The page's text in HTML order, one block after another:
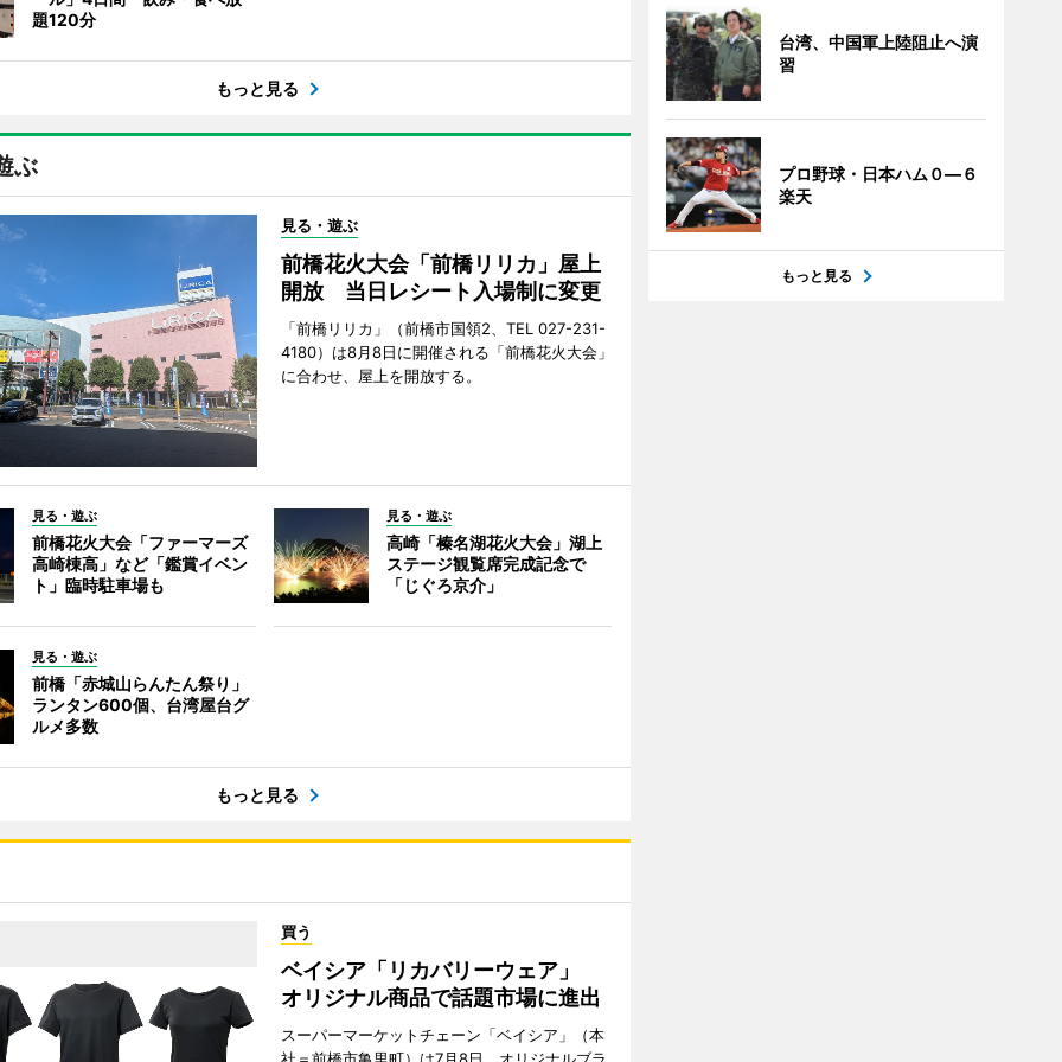
題120分
もっと見る
ぶ
見る・遊ぶ
前橋花火大会「前橋リリカ」屋上
開放 当日レシート入場制に変更
「前橋リリカ」（前橋市国領2、TEL 027-231-
4180）は8月8日に開催される「前橋花火大会」
に合わせ、屋上を開放する。
見る・遊ぶ
前橋花火大会「ファーマーズ
高崎棟高」など「鑑賞イベン
ト」臨時駐車場も
見る・遊ぶ
高崎「榛名湖花火大会」湖上
ステージ観覧席完成記念で
「じぐろ京介」
見る・遊ぶ
前橋「赤城山らんたん祭り」
ランタン600個、台湾屋台グ
ルメ多数
もっと見る
買う
ベイシア「リカバリーウェア」
オリジナル商品で話題市場に進出
スーパーマーケットチェーン「ベイシア」（本
台湾、中国軍上陸阻止へ演
習
プロ野球・日本ハム０―６
楽天
もっと見る